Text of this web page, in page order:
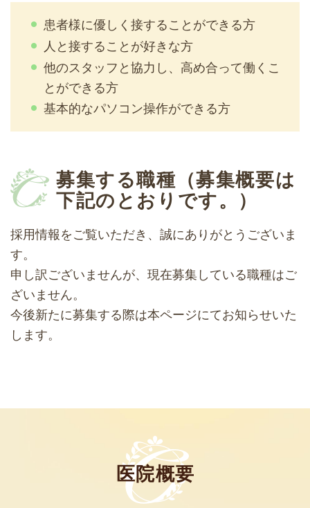
患者様に優しく接することができる方
人と接することが好きな方
他のスタッフと協力し、高め合って働くこ
とができる方
基本的なパソコン操作ができる方
募集する職種（募集概要は
下記のとおりです。）
採用情報をご覧いただき、誠にありがとうございま
す。
申し訳ございませんが、現在募集している職種はご
ざいません。
今後新たに募集する際は本ページにてお知らせいた
します。
医院概要